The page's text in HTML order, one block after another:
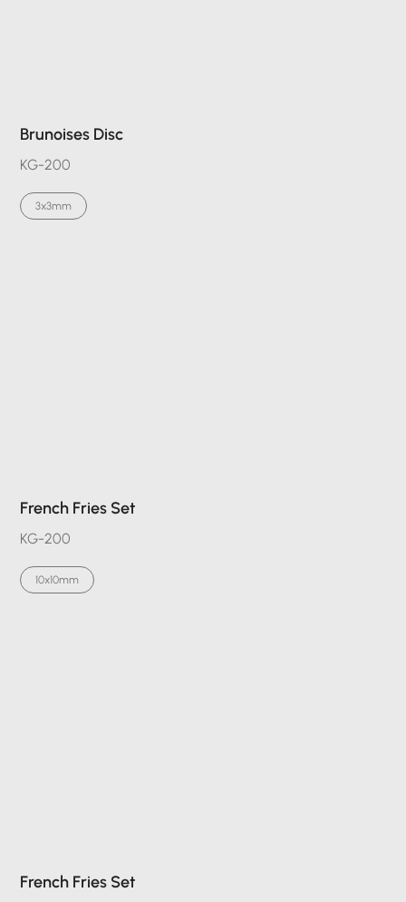
Brunoises Disc
KG-200
3x3mm
French Fries Set
KG-200
10x10mm
French Fries Set